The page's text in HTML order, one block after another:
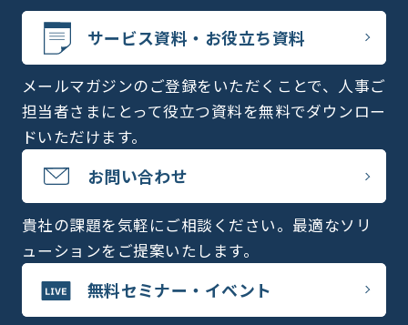
サービス資料・お役立ち資料
メールマガジンのご登録をいただくことで、人事ご
担当者さまにとって役立つ資料を無料でダウンロー
ドいただけます。
お問い合わせ
貴社の課題を気軽にご相談ください。最適なソリ
ューションをご提案いたします。
無料セミナー・イベント